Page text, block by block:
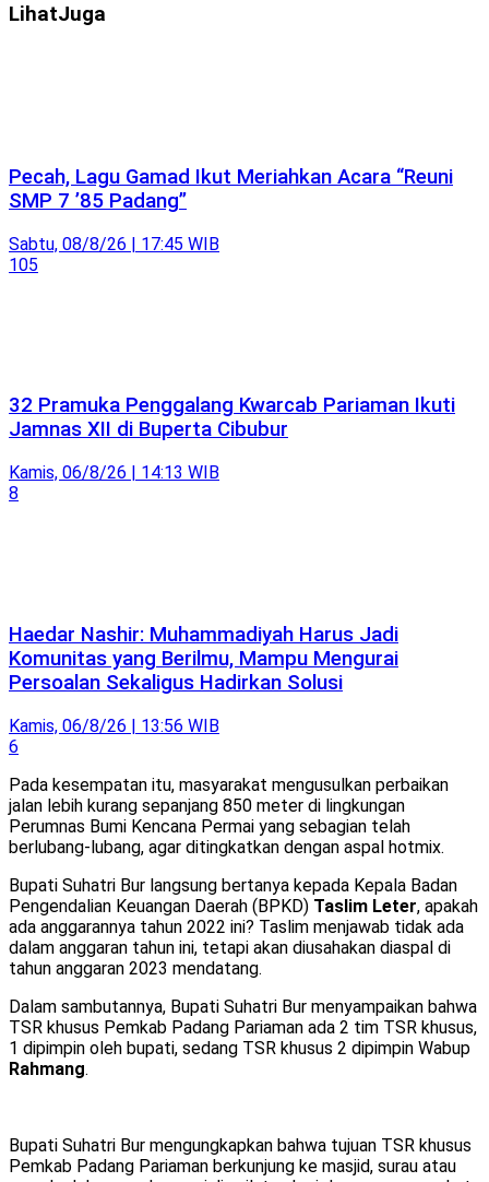
LihatJuga
Pecah, Lagu Gamad Ikut Meriahkan Acara “Reuni
SMP 7 ’85 Padang”
Sabtu, 08/8/26 | 17:45 WIB
105
32 Pramuka Penggalang Kwarcab Pariaman Ikuti
Jamnas XII di Buperta Cibubur
Kamis, 06/8/26 | 14:13 WIB
8
Haedar Nashir: Muhammadiyah Harus Jadi
Komunitas yang Berilmu, Mampu Mengurai
Persoalan Sekaligus Hadirkan Solusi
Kamis, 06/8/26 | 13:56 WIB
6
Pada kesempatan itu, masyarakat mengusulkan perbaikan
jalan lebih kurang sepanjang 850 meter di lingkungan
Perumnas Bumi Kencana Permai yang sebagian telah
berlubang-lubang, agar ditingkatkan dengan aspal hotmix.
Bupati Suhatri Bur langsung bertanya kepada Kepala Badan
Pengendalian Keuangan Daerah (BPKD) Taslim Leter, apakah
ada anggarannya tahun 2022 ini? Taslim menjawab tidak ada
dalam anggaran tahun ini, tetapi akan diusahakan diaspal di
tahun anggaran 2023 mendatang.
Dalam sambutannya, Bupati Suhatri Bur menyampaikan bahwa
TSR khusus Pemkab Padang Pariaman ada 2 tim TSR khusus,
1 dipimpin oleh bupati, sedang TSR khusus 2 dipimpin Wabup
Rahmang.
Bupati Suhatri Bur mengungkapkan bahwa tujuan TSR khusus
Pemkab Padang Pariaman berkunjung ke masjid, surau atau